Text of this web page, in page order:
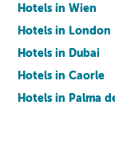
Hotels in Wien
Hotels in London
Hotels in Dubai
Hotels in Caorle
Hotels in Palma